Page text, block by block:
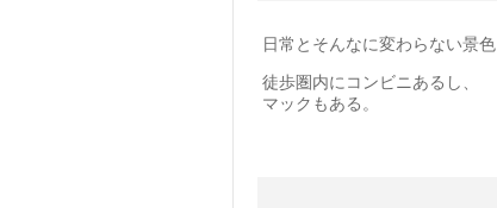
日常とそんなに変わらない景色
徒歩圏内にコンビニあるし、
マックもある。